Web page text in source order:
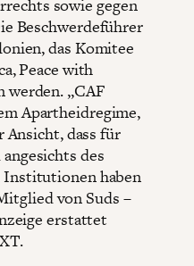
sowie gegen
Beschwerdeführer
das Komitee
Peace with
werden. „CAF
Apartheidregime,
Ansicht, dass für
des
Institutionen haben
von Suds –
erstattet